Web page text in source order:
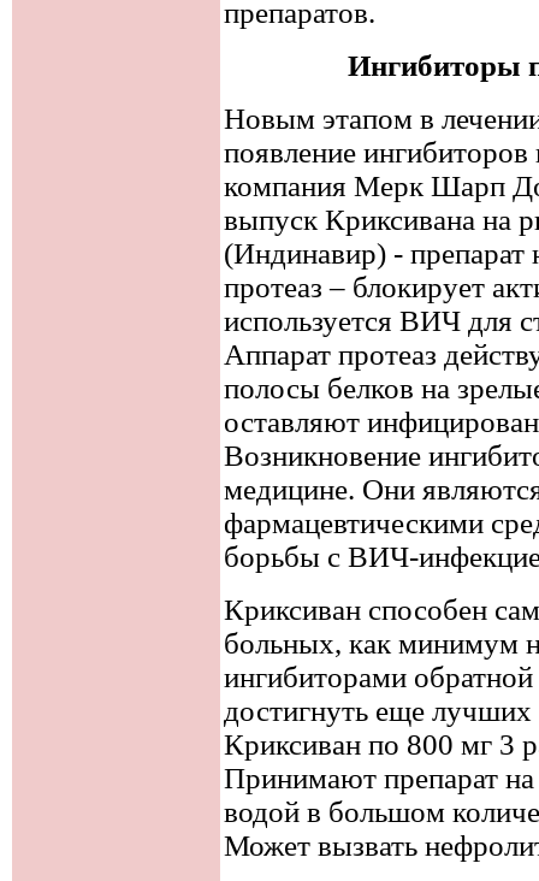
препаратов.
Ингибиторы
Новым этапом в
появление
компания Мерк Шарп
выпуск Криксивана
(Индинавир) - препарат
протеаз – блокирует
используется ВИЧ для
Аппарат протеаз
полосы белков на
оставляют
Возникновение
медицине. Они
фармацевтическими
борьбы с ВИЧ-
Криксиван способен
больных, как минимум
ингибиторами обратной
достигнуть еще лучших
Криксиван по 800 мг 3
Принимают препарат
водой в большом
Может вызвать